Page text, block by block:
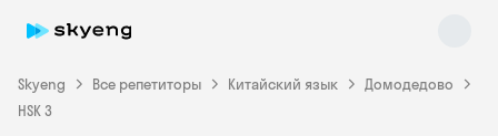
Skyeng Все репетиторы Китайский язык
Домодедово
HSK 3